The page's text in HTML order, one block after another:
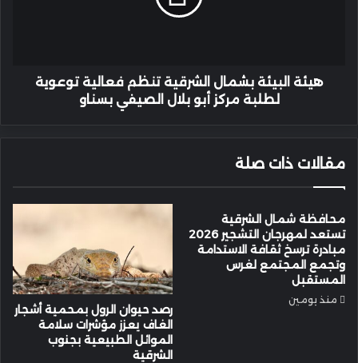
هيئة البيئة بشمال الشرقية تنظم فعالية توعوية
لطلبة مركز أبو بلال الصيفي بسناو
مقالات ذات صلة
محافظة شمال الشرقية
تستعد لمهرجان التشجير 2026
مبادرة ترسخ ثقافة الاستدامة
وتجمع المجتمع لغرس
المستقبل
منذ يومين
رصد حيوان الرول بمحمية أشجار
الغاف يعزز مؤشرات سلامة
الموائل الطبيعية بجنوب
الشرقية